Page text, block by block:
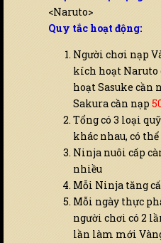
<Naruto>
Quy tắc hoạt động:
Người chơi nạp
kích hoạt Naruto
hoạt Sasuke cần
Sakura cần nạp
Tổng có 3 loại
khác nhau, có
Ninja nuôi cấp
nhiều
Mỗi Ninja tăng
Mỗi ngày thực
người chơi có 2
lần làm mới